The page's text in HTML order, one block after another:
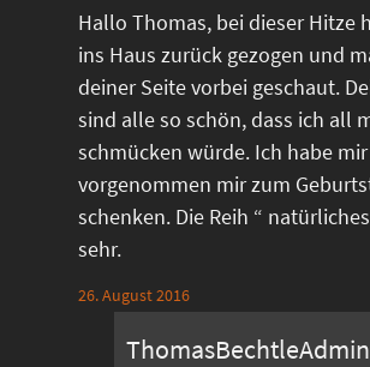
Hallo Thomas, bei dieser Hitze
ins Haus zurück gezogen und
deiner Seite vorbei geschaut.
sind alle so schön, dass ich all
schmücken würde. Ich habe mir
vorgenommen mir zum
schenken. Die Reih “
sehr.
26. August 2016
ThomasBechtleAdmin